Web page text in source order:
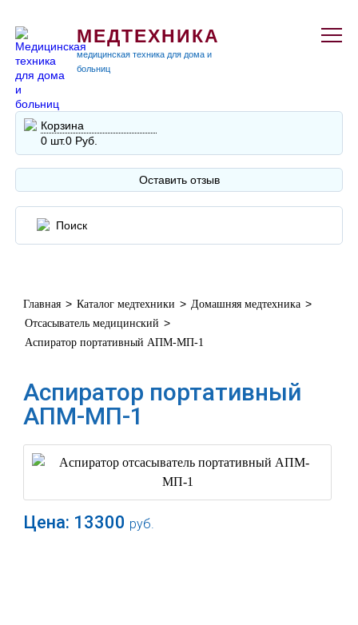
МЕДТЕХНИКА
медицинская техника для дома и
больниц
Корзина
0 шт.0 Руб.
Оставить отзыв
Главная > Каталог медтехники > Домашняя медтехника >
Отсасыватель медицинский >
Аспиратор портативный АПМ-МП-1
Аспиратор портативный
АПМ-МП-1
Цена: 13300 руб.